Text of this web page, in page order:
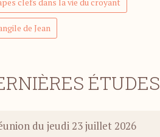
de Jean
ÉTUDES
du jeudi 23 juillet 2026